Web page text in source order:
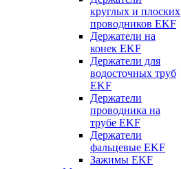
круглых и плоских
проводников EKF
Держатели на
конек EKF
Держатели для
водосточных труб
EKF
Держатели
проводника на
трубе EKF
Держатели
фальцевые EKF
Зажимы EKF